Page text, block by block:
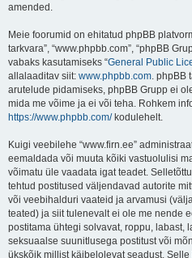
amended.
Meie foorumid on ehitatud phpBB
tarkvara”, “www.phpbb.com”, “phpBB
vabaks kasutamiseks “General Public
allalaaditav siit: www.phpbb.com. phpBB
arutelude pidamiseks, phpBB Grupp ei
mida me võime ja ei või teha. Rohkem
https://www.phpbb.com/kodulehelt.
Kuigi veebilehe “www.firn.ee”
eemaldada või muuta kõiki vastuolulisi
võimatu üle vaadata igat teadet.
tehtud postitused väljendavad autorite
või veebihalduri vaateid ja arvamusi
teated) ja siit tulenevalt ei ole me nende
postitama ühtegi solvavat, roppu, labast,
seksuaalse suunitlusega postitust või
ükskõik millist käibelolevat seadust.